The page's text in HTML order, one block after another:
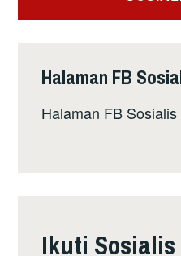
Halaman FB
Halaman FB Sosialis
Ikuti